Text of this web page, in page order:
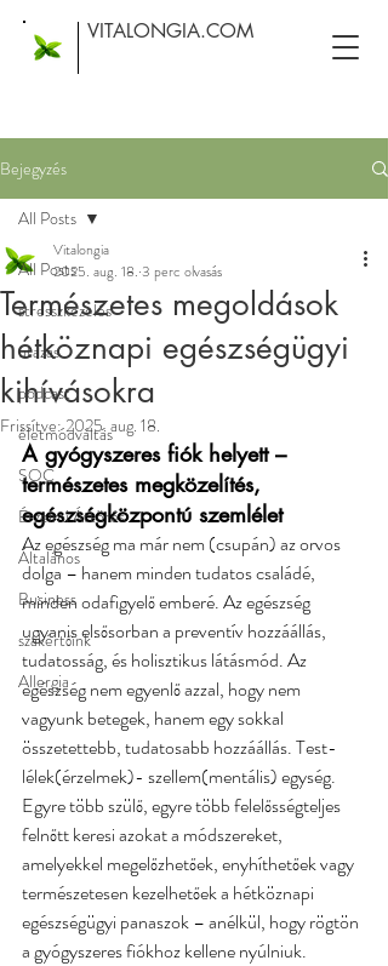
VITALONGIA.COM
Bejegyzés
All Posts
stresszkezelés
utazás
podcast
életmódváltás
SOC
Érzelmi Áttörés
Általános
Business
szakértőink
Allergia
All Posts
Természetes megoldások
hétköznapi egészségügyi
kihívásokra
Vitalongia
2025. aug. 18. 3 perc olvasás
Frissítve:2025. aug. 18.
A gyógyszeres fiók helyett –
természetes megközelítés,
egészségközpontú szemlélet
Az egészség ma már nem (csupán) az orvos
dolga – hanem minden tudatos családé,
minden odafigyelő emberé. Az egészség
ugyanis elsősorban a preventív hozzáállás,
tudatosság, és holisztikus látásmód. Az
egészség nem egyenlő azzal, hogy nem
vagyunk betegek, hanem egy sokkal
összetettebb, tudatosabb hozzáállás. Test-
lélek(érzelmek)- szellem(mentális) egység.
Egyre több szülő, egyre több felelősségteljes
felnőtt keresi azokat a módszereket,
amelyekkel megelőzhetőek, enyhíthetőek vagy
természetesen kezelhetőek a hétköznapi
egészségügyi panaszok – anélkül, hogy rögtön
a gyógyszeres fiókhoz kellene nyúlniuk.